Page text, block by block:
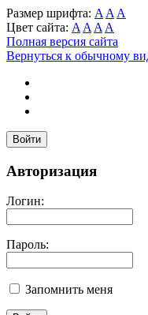
Размер шрифта: A A A
Цвет сайта: A A A A
Полная версия сайта
Вернуться к обычному
Войти
Авторизация
Логин:
Пароль:
Запомнить меня